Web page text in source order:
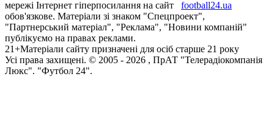
мережі Інтернет гіперпосилання на сайт
football24.ua
обов'язкове. Матеріали зі знаком "Спецпроект",
"Партнерський матеріал", "Реклама", "Новини компаній"
публікуємо на правах реклами.
21+Матеріали сайту призначені для осіб старше 21 року
Усi права захищенi. © 2005 - 2026 , ПрАТ "Телерадіокомпанія
Люкс". "Футбол 24".